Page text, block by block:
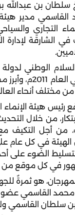
سلطان بن عبدالله
مدير
التجاري
في الشارقة
الوطني
المهرجان منذ
من مختلف أنحاء
رئيس هيئة
من خلال
من أجل التكيف
الهيئة في كل
لتسليط الضوء
في كل موقع من
هو ثمرةٌ
محمد القاسمي
سلطان القاسمي